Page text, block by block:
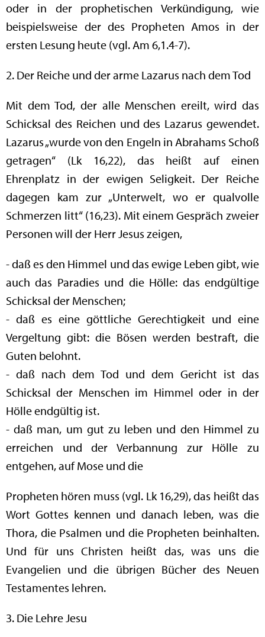
oder in der prophetischen Verkündigung, wie
beispielsweise der des Propheten Amos in der
ersten Lesung heute (vgl. Am 6,1.4-7).
2. Der Reiche und der arme Lazarus nach dem Tod
Mit dem Tod, der alle Menschen ereilt, wird das
Schicksal des Reichen und des Lazarus gewendet.
Lazarus „wurde von den Engeln in Abrahams Schoß
getragen“ (Lk 16,22), das heißt auf einen
Ehrenplatz in der ewigen Seligkeit. Der Reiche
dagegen kam zur „Unterwelt, wo er qualvolle
Schmerzen litt“ (16,23). Mit einem Gespräch zweier
Personen will der Herr Jesus zeigen,
- daß es den Himmel und das ewige Leben gibt, wie
auch das Paradies und die Hölle: das endgültige
Schicksal der Menschen;
- daß es eine göttliche Gerechtigkeit und eine
Vergeltung gibt: die Bösen werden bestraft, die
Guten belohnt.
- daß nach dem Tod und dem Gericht ist das
Schicksal der Menschen im Himmel oder in der
Hölle endgültig ist.
- daß man, um gut zu leben und den Himmel zu
erreichen und der Verbannung zur Hölle zu
entgehen, auf Mose und die
Propheten hören muss (vgl. Lk 16,29), das heißt das
Wort Gottes kennen und danach leben, was die
Thora, die Psalmen und die Propheten beinhalten.
Und für uns Christen heißt das, was uns die
Evangelien und die übrigen Bücher des Neuen
Testamentes lehren.
3. Die Lehre Jesu